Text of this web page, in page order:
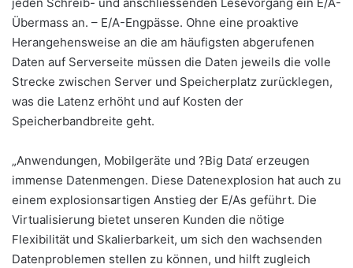
Übermass an. – E/A-Engpässe. Ohne eine proaktive
Herangehensweise an die am häufigsten abgerufenen
Daten auf Serverseite müssen die Daten jeweils die volle
Strecke zwischen Server und Speicherplatz zurücklegen,
was die Latenz erhöht und auf Kosten der
Speicherbandbreite geht.
„Anwendungen, Mobilgeräte und ?Big Data‘ erzeugen
immense Datenmengen. Diese Datenexplosion hat auch zu
einem explosionsartigen Anstieg der E/As geführt. Die
Virtualisierung bietet unseren Kunden die nötige
Flexibilität und Skalierbarkeit, um sich den wachsenden
Datenproblemen stellen zu können, und hilft zugleich